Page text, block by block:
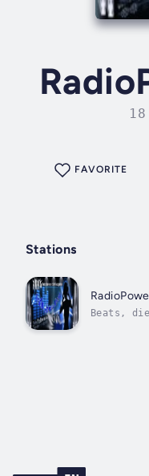
FAVORITE
Stations
Beats,